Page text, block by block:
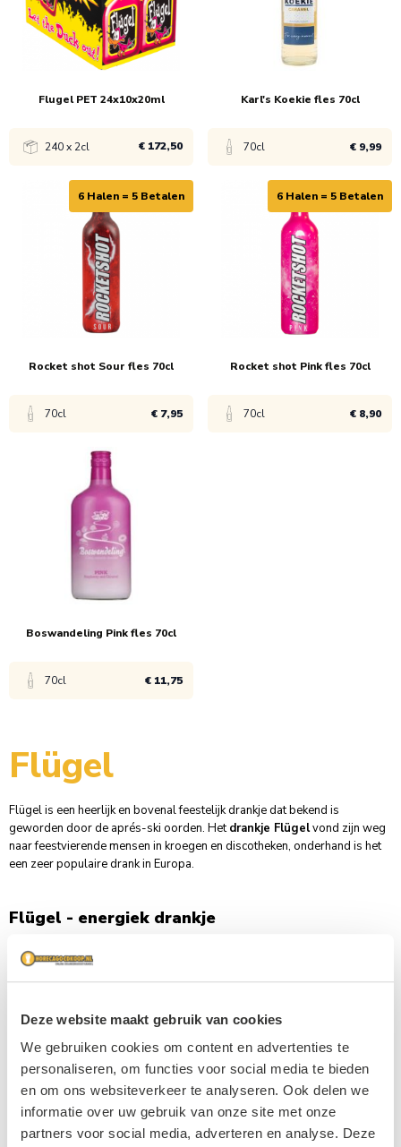
Deze website maakt gebruik van cookies
We gebruiken cookies om content en advertenties te
personaliseren, om functies voor social media te bieden
en om ons websiteverkeer te analyseren. Ook delen we
informatie over uw gebruik van onze site met onze
partners voor social media, adverteren en analyse. Deze
€ 7,95 € 10,95
Flugel PET 24x10x20ml
240 x 2cl € 172,50
Bekijk product
€ 172,50
Karl's Koekie fles 70cl
70cl € 9,99
Bekijk product
€ 10,99
€ 9,99
6 Halen = 5 Betalen
Rocket shot Sour fles 70cl
70cl € 7,95
Bekijk product
€ 9,55
€ 7,95
6 Halen = 5 Betalen
Rocket shot Pink fles 70cl
70cl € 8,90
Boswandeling Pink fles 70cl
70cl € 11,75
€ 12,75
6x € 11,75
Flügel
Flügel is een heerlijk en bovenal feestelijk drankje dat bekend is
geworden door de aprés-ski oorden. Hetdrankje Flügelvond zijn weg
naar feestvierende mensen in kroegen en discotheken, onderhand is het
een zeer populaire drank in Europa.
Flügel - energiek drankje
Flügel is een energiek drankje gemaakt van
guarana., het alcoholpercentage van Flügel is 10%. Het drankje Flügel
wordt geproduceerd door een Nederlands bedrijf. Naast Flügel
dranken voor feestelijke gelegenheden.
Het Flügel ritueel
Flügel bestaat ruim 25 jaar en is onderhand niet meer weg te denken bij
feesten en partijen. Samen Flügel drinken is het gezelligste dat er is. Ken
je het ritueel van het flesje op de bar tikken, dopje op je neus en shotten